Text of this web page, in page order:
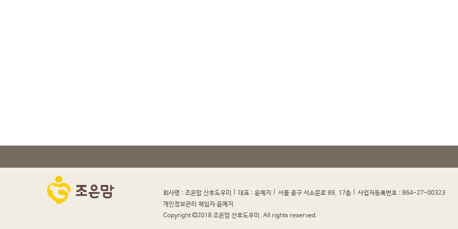
회사명 : 조은맘 산후도우미 대표 : 윤예지 서울 중구 서소문로 89, 17층 사업자등록번호 : 864-27-00323
개인정보관리 책임자 윤예지
Copyright
2018 조은맘 산후도우미. All rights reserved.